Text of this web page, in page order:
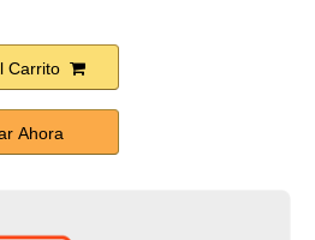
Carrito
Ahora